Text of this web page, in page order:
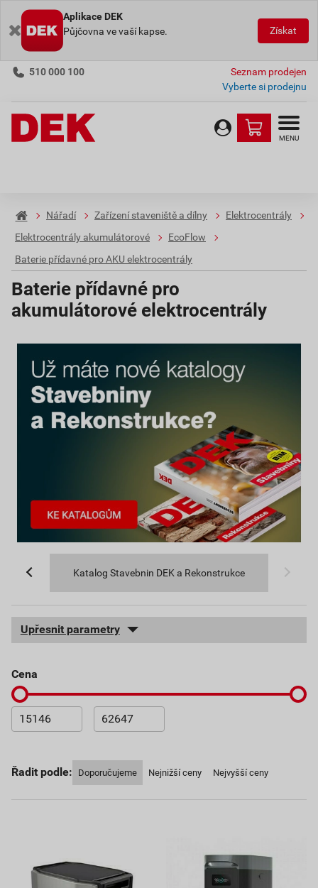
Aplikace DEK
Půjčovna ve vaší kapse.
Získat
510 000 100
Seznam prodejen
Vyberte si prodejnu
MENU
Nářadí Zařízení staveniště a dílny
Elektrocentrály
Elektrocentrály akumulátorové
EcoFlow
Baterie přídavné pro AKU elektrocentrály
Baterie přídavné pro
akumulátorové elektrocentrály
Katalog Stavebnin DEK a Rekonstrukce
Upřesnit parametry
cena
Řadit podle: Doporučujeme Nejnižší ceny Nejvyšší ceny